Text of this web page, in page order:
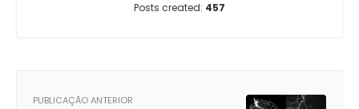
Posts created: 457
PUBLICAÇÃO ANTERIOR